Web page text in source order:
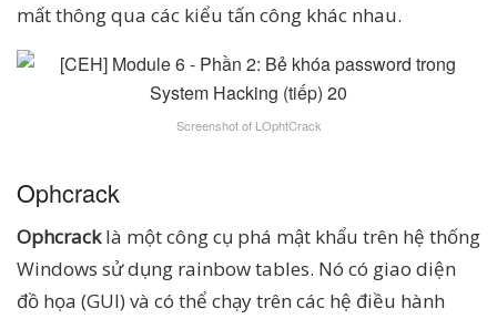
mất thông qua các kiểu tấn công khác nhau.
Screenshot of LOphtCrack
Ophcrack
Ophcracklà một công cụ phá mật khẩu trên hệ thống
Windows sử dụng rainbow tables. Nó có giao diện
đồ họa (GUI) và có thể chạy trên các hệ điều hành